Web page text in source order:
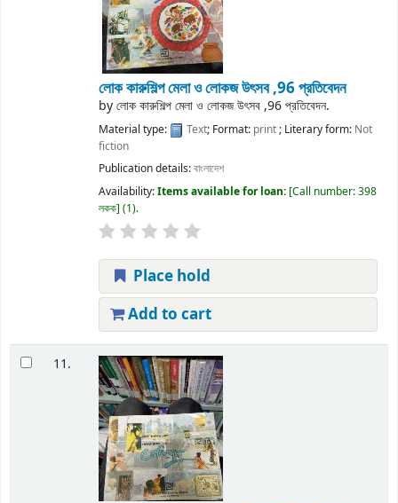
লোক কারুশিল্প মেলা ও লোকজ উৎসব ,96 প্রতিবেদন
byলোক কারুশিল্প মেলা ও লোকজ উৎসব ,96 প্রতিবেদন.
Material type: Text; Format: print; Literary form: Not
fiction
Publication details:বাংলাদেশ
Availability:Items available for loan: Call number:398
লকক (1).
Place hold
Add to cart
11.